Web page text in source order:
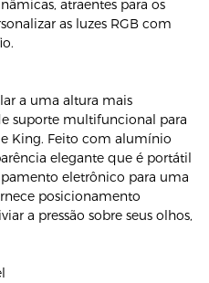
atraentes para os
as luzes RGB com
a uma altura mais
suporte multifuncional para
e King. Feito com alumínio
elegante que é portátil
eletrônico para uma
posicionamento
a pressão sobre seus olhos,